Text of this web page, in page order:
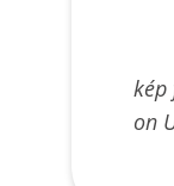
kép
on